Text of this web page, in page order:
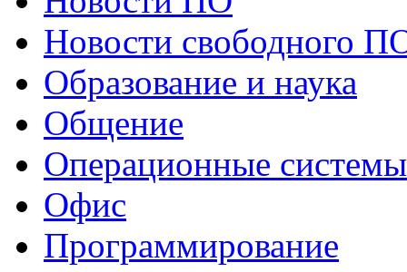
Новости свободного
Образование и наука
Общение
Операционные системы
Офис
Программирование